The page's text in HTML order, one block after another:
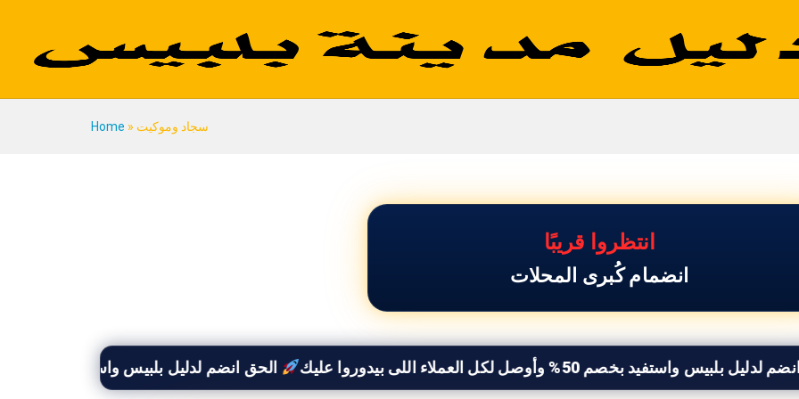
Home » سجاد وموكيت
سجاد وموكيت
انتظروا قريبًا
انضمام كُبرى المحلات
واستفيد بخصم 50% وأوصل لكل العملاء اللى بيدوروا عليك الحق انضم لدليل بلبيس واستفيد بخصم 50% وأوصل لكل العملاء اللى بيدوروا عليك